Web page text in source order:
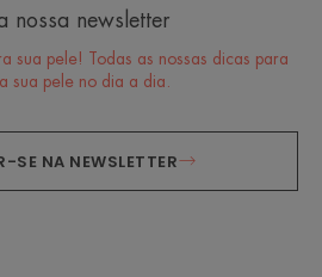
nossa newsletter
sua pele! Todas as nossas dicas para
sua pele no dia a dia.
SE NA NEWSLETTER